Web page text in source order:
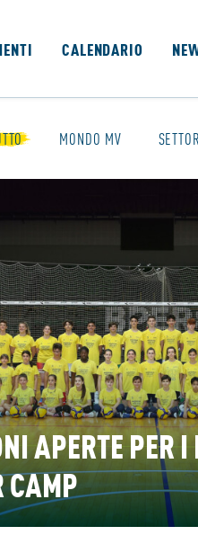
CALENDARIO
MONDO MV
APERTE PER I
CAMP